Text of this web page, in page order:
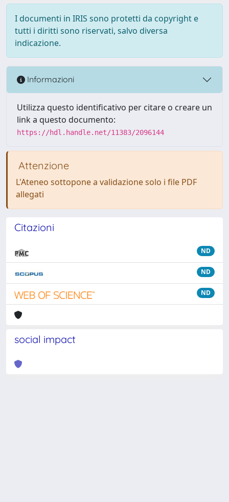
I documenti in IRIS sono protetti da copyright e
tutti i diritti sono riservati, salvo diversa
indicazione.
Informazioni
Utilizza questo identificativo per citare o creare un
link a questo documento:
https://hdl.handle.net/11383/2096144
Attenzione
L'Ateneo sottopone a validazione solo i file PDF
allegati
Citazioni
ND
ND
ND
social impact